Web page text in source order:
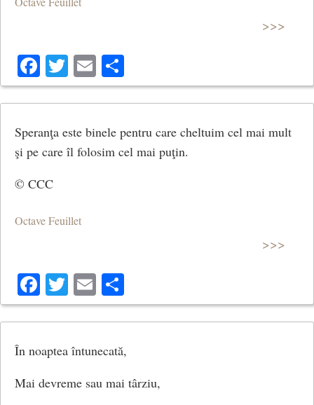
>>>
Facebook
Twitter
Email
Speranţa este binele pentru care cheltuim cel mai mult
şi pe care îl folosim cel mai puţin.
© CCC
Octave Feuillet
>>>
Facebook
Twitter
Email
În noaptea întunecată,
Mai devreme sau mai târziu,